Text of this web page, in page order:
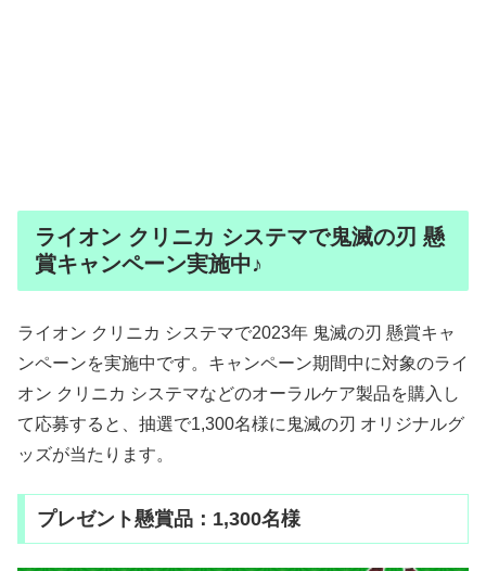
ライオン クリニカ システマで鬼滅の刃 懸
賞キャンペーン実施中♪
ライオン クリニカ システマで2023年 鬼滅の刃 懸賞キャ
ンペーンを実施中です。キャンペーン期間中に対象のライ
オン クリニカ システマなどのオーラルケア製品を購入し
て応募すると、抽選で1,300名様に鬼滅の刃 オリジナルグ
ッズが当たります。
プレゼント懸賞品：1,300名様